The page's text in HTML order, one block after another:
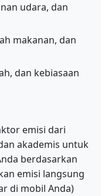
udara, dan
makanan, dan
dan kebiasaan
emisi dari
akademis untuk
berdasarkan
emisi langsung
di mobil Anda)